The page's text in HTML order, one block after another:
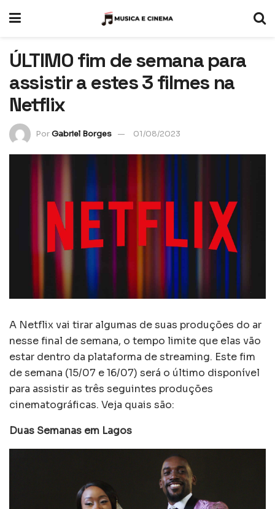
ÚLTIMO fim de semana para
assistir a estes 3 filmes na
Netflix
PorGabriel Borges 01/08/2023
A Netflix vai tirar algumas de suas produções do ar
nesse final de semana, o tempo limite que elas vão
estar dentro da plataforma de streaming. Este fim
de semana (15/07 e 16/07) será o último disponível
para assistir as três seguintes produções
cinematográficas. Veja quais são:
Duas Semanas em Lagos